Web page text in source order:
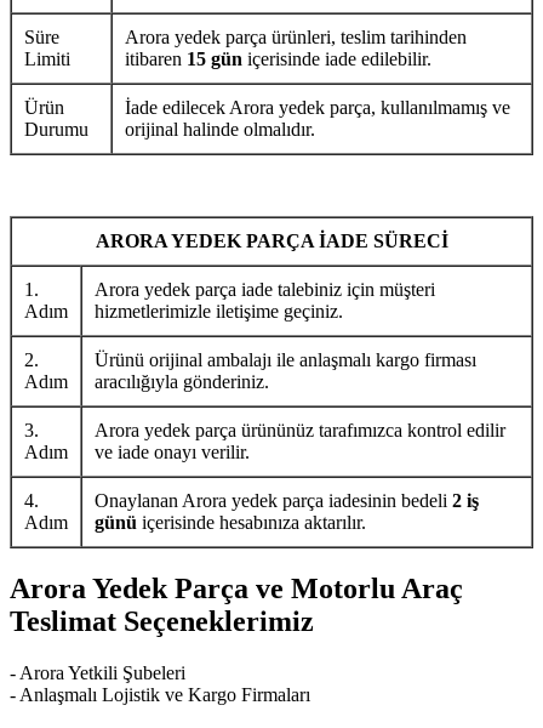
Süre
Limiti
Arora yedek parça ürünleri, teslim tarihinden
itibaren 15 gün içerisinde iade edilebilir.
Ürün
Durumu
İade edilecek Arora yedek parça, kullanılmamış ve
orijinal halinde olmalıdır.
ARORA YEDEK PARÇA İADE SÜRECİ
1.
Adım
Arora yedek parça iade talebiniz için müşteri
hizmetlerimizle iletişime geçiniz.
2.
Adım
Ürünü orijinal ambalajı ile anlaşmalı kargo firması
aracılığıyla gönderiniz.
3.
Adım
Arora yedek parça ürününüz tarafımızca kontrol edilir
ve iade onayı verilir.
4.
Adım
Onaylanan Arora yedek parça iadesinin bedeli 2 iş
günü içerisinde hesabınıza aktarılır.
Arora Yedek Parça ve Motorlu Araç
Teslimat Seçeneklerimiz
- Arora Yetkili Şubeleri
- Anlaşmalı Lojistik ve Kargo Firmaları